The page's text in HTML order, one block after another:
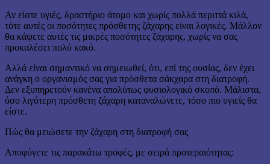
Αν είστε υγιές, δραστήριο άτομο και χωρίς πολλά περιττά κιλά,
τότε αυτές οι ποσότητες πρόσθετης ζάχαρης είναι λογικές. Μάλλον
θα κάψετε αυτές τις μικρές ποσότητες ζάχαρης, χωρίς να σας
προκαλέσει πολύ κακό.
Αλλά είναι σημαντικό να σημειωθεί, ότι, επί της ουσίας, δεν έχει
ανάγκη ο οργανισμός σας για πρόσθετα σάκχαρα στη διατροφή.
Δεν εξυπηρετούν κανένα απολύτως φυσιολογικό σκοπό. Μάλιστα,
όσο λιγότερη πρόσθετη ζάχαρη καταναλώνετε, τόσο πιο υγιείς θα
είστε.
Πώς θα μειώσετε την ζάχαρη στη διατροφή σας
Αποφύγετε τις παρακάτω τροφές, με σειρά προτεραιότητας: